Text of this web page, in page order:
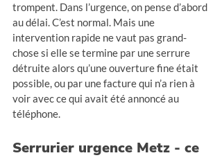
trompent. Dans l’urgence, on pense d’abord
au délai. C’est normal. Mais une
intervention rapide ne vaut pas grand-
chose si elle se termine par une serrure
détruite alors qu’une ouverture fine était
possible, ou par une facture qui n’a rien à
voir avec ce qui avait été annoncé au
téléphone.
Serrurier urgence Metz - ce